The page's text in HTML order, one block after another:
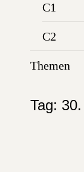
C1
C2
Themen
Tag: